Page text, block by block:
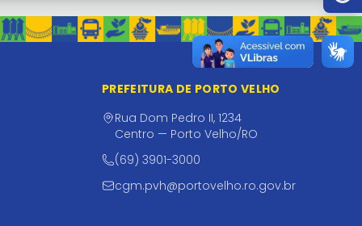
PREFEITURA DE PORTO VELHO
Rua Dom Pedro II, 1234
Centro — Porto Velho/RO
(69) 3901-3000
cgm.pvh@portovelho.ro.gov.br